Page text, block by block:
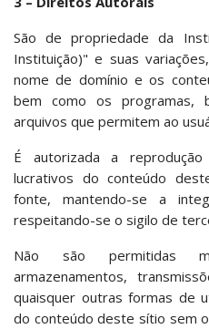
São de propriedade da
Instituição)" e suas
nome de domínio e os
bem como os programas,
arquivos que permitem ao
É autorizada a
lucrativos do conteúdo
fonte, mantendo-se a
respeitando-se o sigilo de
Não são permitidas
armazenamentos,
quaisquer outras formas de
do conteúdo deste sítio sem